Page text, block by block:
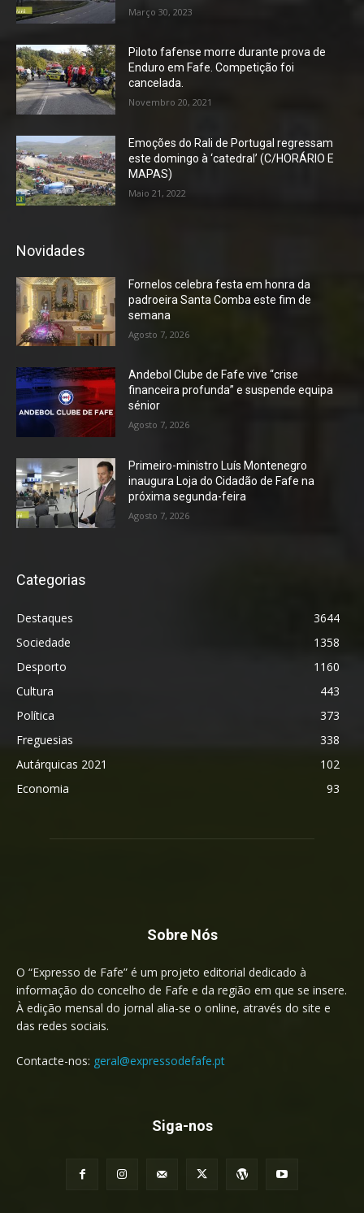
Março 30, 2023
Piloto fafense morre durante prova de
Enduro em Fafe. Competição foi
cancelada.
Novembro 20, 2021
Emoções do Rali de Portugal regressam
este domingo à ‘catedral’ (C/HORÁRIO E
MAPAS)
Maio 21, 2022
Novidades
Fornelos celebra festa em honra da
padroeira Santa Comba este fim de
semana
Agosto 7, 2026
Andebol Clube de Fafe vive “crise
financeira profunda” e suspende equipa
sénior
Agosto 7, 2026
Primeiro-ministro Luís Montenegro
inaugura Loja do Cidadão de Fafe na
próxima segunda-feira
Agosto 7, 2026
Categorias
Destaques
3644
Sociedade
1358
Desporto
1160
Cultura
443
Política
373
Freguesias
338
Autárquicas 2021
102
Economia
93
Sobre Nós
O “Expresso de Fafe” é um projeto editorial dedicado à
informação do concelho de Fafe e da região em que se insere.
À edição mensal do jornal alia-se o online, através do site e
das redes sociais.
Contacte-nos: geral@expressodefafe.pt
Siga-nos